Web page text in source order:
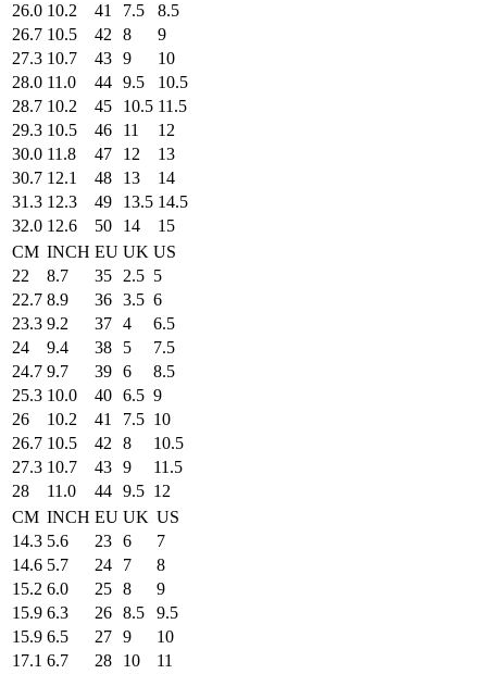
26.0 10.2 41 7.5
8.5
26.7 10.5 42 8
9
27.3 10.7 43 9
10
28.0 11.0 44 9.5
10.5
28.7 10.2 45 10.5 11.5
29.3 10.5 46 11
12
30.0 11.8 47 12
13
30.7 12.1 48 13
14
31.3 12.3 49 13.5 14.5
32.0 12.6 50 14
15
CM INCH EU UK US
22
8.7 35 2.5 5
22.7 8.9 36 3.5 6
23.3 9.2 37 4
6.5
24
9.4 38 5
7.5
24.7 9.7 39 6
8.5
25.3 10.0 40 6.5 9
26
10.2 41 7.5 10
26.7 10.5 42 8
10.5
27.3 10.7 43 9
11.5
28
11.0 44 9.5 12
CM INCH EU UK US
14.3 5.6 23 6
7
14.6 5.7 24 7
8
15.2 6.0 25 8
9
15.9 6.3 26 8.5
9.5
15.9 6.5 27 9
10
17.1 6.7 28 10
11